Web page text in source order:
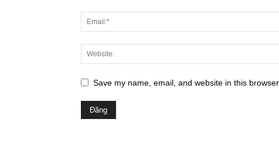
Save my name, email, and website in this